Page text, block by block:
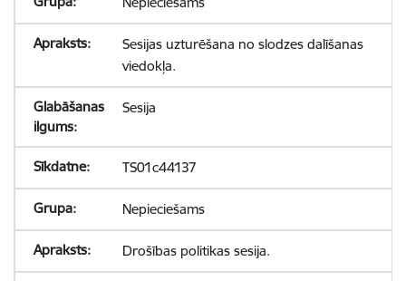
Sesijas uzturēšana no slodzes dalīšanas
viedokļa.
Sesija
TS01c44137
Nepieciešams
Drošības politikas sesija.